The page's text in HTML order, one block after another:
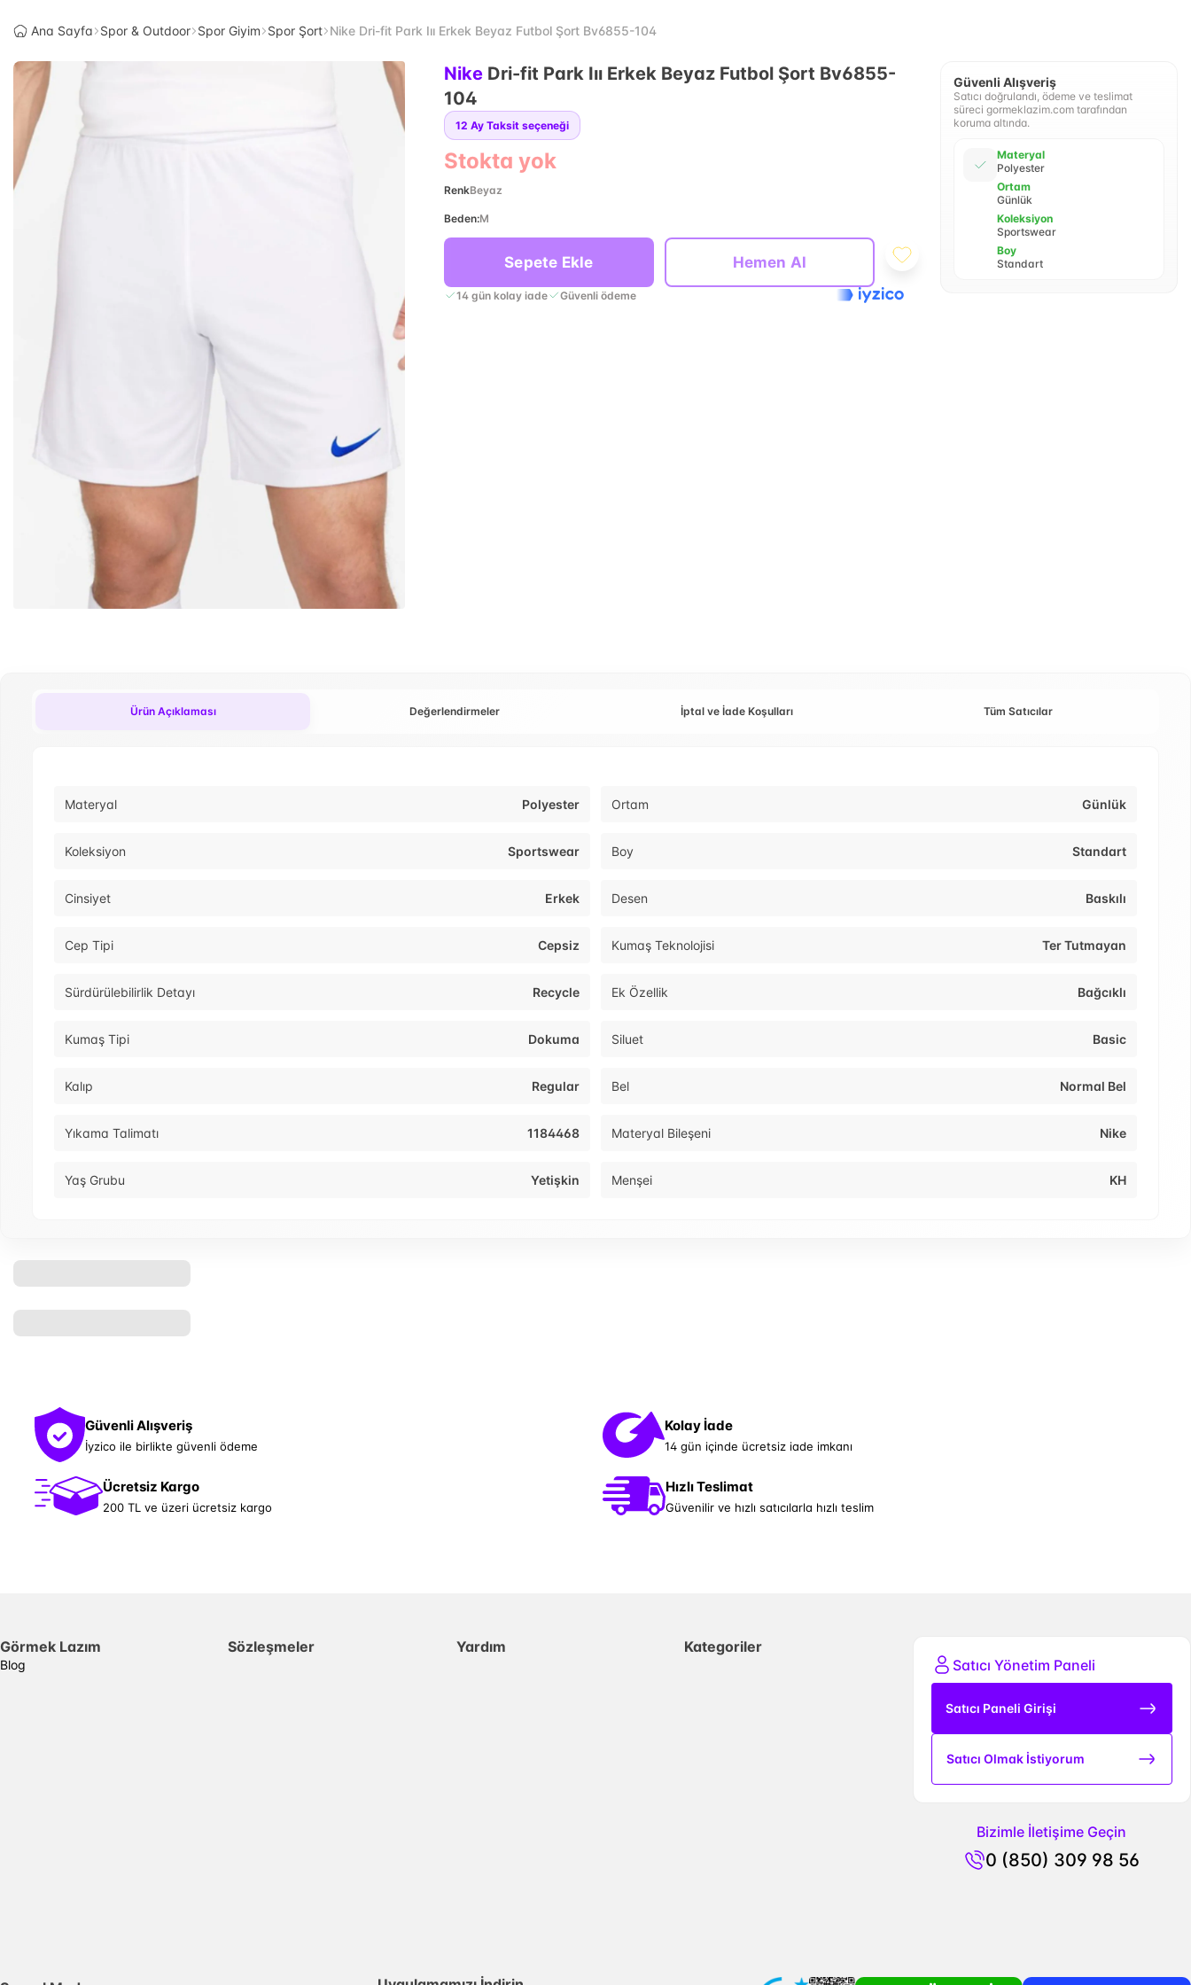
Ana Sayfa Spor & Outdoor Spor Giyim Spor Şort Nike Dri-fit Park Iıı Erkek Beyaz Futbol Şort Bv6855-104
Nike Dri-fit Park Iıı Erkek Beyaz Futbol Şort Bv6855-
104
12 Ay Taksit seçeneği
Stokta yok
RenkBeyaz
Beden:M
Sepete Ekle Hemen Al
14 gün kolay iade Güvenli ödeme
Güvenli Alışveriş
Satıcı doğrulandı, ödeme ve teslimat
süreci gormeklazim.com tarafından
koruma altında.
Materyal
Polyester
Ortam
Günlük
Koleksiyon
Sportswear
Boy
Standart
Ürün Açıklaması Değerlendirmeler İptal ve İade Koşulları Tüm Satıcılar
Materyal Polyester Ortam Günlük
Koleksiyon Sportswear Boy Standart
Cinsiyet Erkek Desen Baskılı
Cep Tipi Cepsiz Kumaş Teknolojisi Ter Tutmayan
Sürdürülebilirlik Detayı Recycle Ek Özellik Bağcıklı
Kumaş Tipi Dokuma Siluet Basic
Kalıp Regular Bel Normal Bel
Yıkama Talimatı 1184468 Materyal Bileşeni Nike
Yaş Grubu Yetişkin Menşei KH
Güvenli Alışveriş
İyzico ile birlikte güvenli ödeme
Kolay İade
14 gün içinde ücretsiz iade imkanı
Ücretsiz Kargo
200 TL ve üzeri ücretsiz kargo
Hızlı Teslimat
Güvenilir ve hızlı satıcılarla hızlı teslim
Görmek Lazım
Blog
Sözleşmeler Yardım
Kategoriler
Satıcı Yönetim Paneli
Satıcı Paneli Girişi
Satıcı Olmak İstiyorum
Bizimle İletişime Geçin
0 (850) 309 98 56